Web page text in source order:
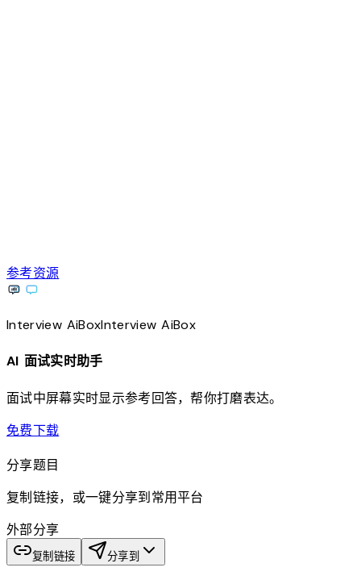
参考资源
Interview AiBoxInterviewAiBox
AI 面试实时助手
面试中屏幕实时显示参考回答，帮你打磨表达。
免费下载download
分享题目
复制链接，或一键分享到常用平台
外部分享
复制链接 分享到